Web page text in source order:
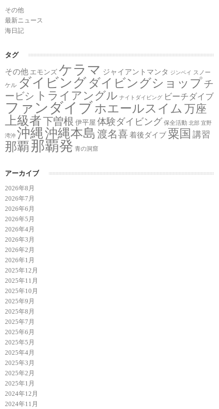
その他
最新ニュース
海日記
タグ
その他 エモンズ ケラマ ジャイアントマンタ ジンベイ スノー
ケル ダイビング ダイビングショップチ
ービシ
トライアングル ナイトダイビング ビーチダイブ
ファンダイブホエールスイム 万座
上級者下曽根 伊平屋 体験ダイビング 保全活動 北部 宜野
湾沖 沖縄沖縄本島 渡名喜 着後ダイブ 粟国 講習
那覇 那覇発 青の洞窟
アーカイブ
2026年8月
2026年7月
2026年6月
2026年5月
2026年4月
2026年3月
2026年2月
2026年1月
2025年12月
2025年11月
2025年10月
2025年9月
2025年8月
2025年7月
2025年6月
2025年5月
2025年4月
2025年3月
2025年2月
2025年1月
2024年12月
2024年11月